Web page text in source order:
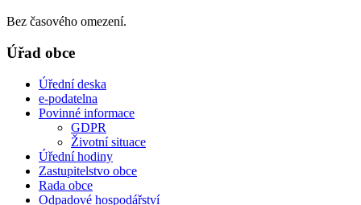
Bez časového omezení.
Úřad obce
Úřední deska
e-podatelna
Povinné informace
GDPR
Životní situace
Úřední hodiny
Zastupitelstvo obce
Rada obce
Odpadové hospodářství